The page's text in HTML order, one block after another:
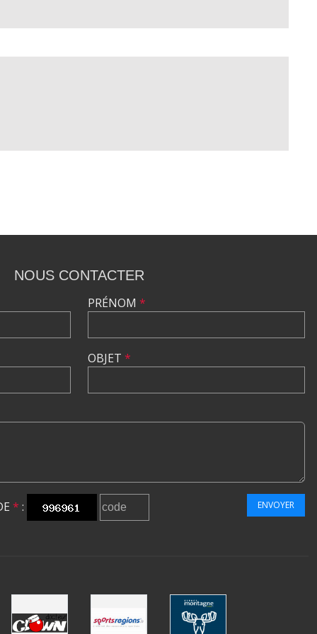
NOUS CONTACTER
PRÉNOM *
OBJET *
* : ENVOYER